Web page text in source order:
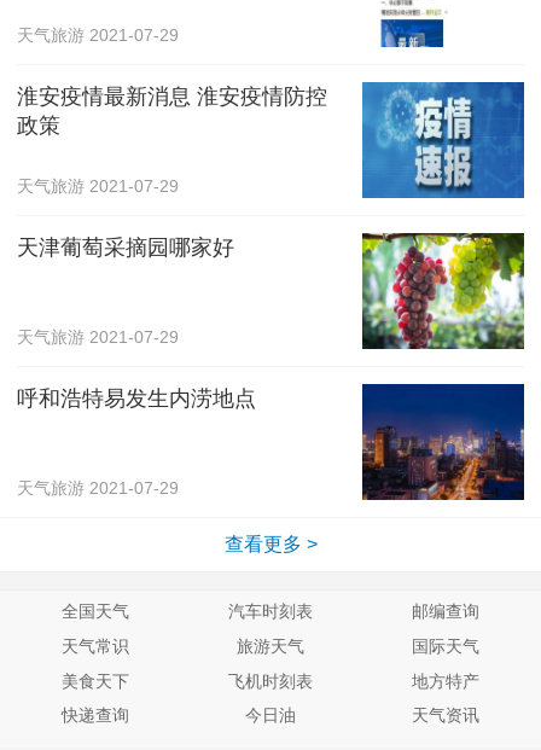
天气旅游 2021-07-29
淮安疫情最新消息 淮安疫情防控
政策
天气旅游 2021-07-29
天津葡萄采摘园哪家好
天气旅游 2021-07-29
呼和浩特易发生内涝地点
天气旅游 2021-07-29
查看更多 >
全国天气 汽车时刻表
邮编查询
天气常识
旅游天气
国际天气
美食天下
飞机时刻表
地方特产
快递查询
今日油 天气资讯